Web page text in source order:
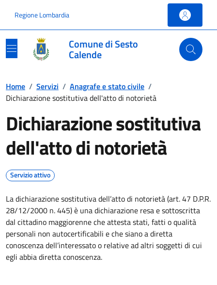
Regione Lombardia
Comune di Sesto
Calende
Home / Servizi / Anagrafe e stato civile /
Dichiarazione sostitutiva dell'atto di notorietà
Dichiarazione sostitutiva
dell'atto di notorietà
Servizio attivo
La dichiarazione sostitutiva dell’atto di notorietà (art. 47 D.P.R.
28/12/2000 n. 445) è una dichiarazione resa e sottoscritta
dal cittadino maggiorenne che attesta stati, fatti o qualità
personali non autocertificabili e che siano a diretta
conoscenza dell’interessato o relative ad altri soggetti di cui
egli abbia diretta conoscenza.